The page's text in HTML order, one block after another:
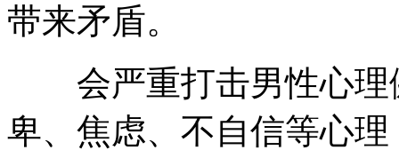
带来矛盾。
会严重打击男性心理
卑、焦虑、不自信等心